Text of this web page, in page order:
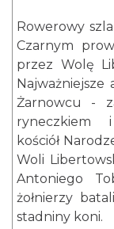
Rowerowy
Czarnym
przez Wolę
Żarnowcu -
ryneczkiem i
kościół
Woli
Antoniego
żołnierzy
stadniny koni.